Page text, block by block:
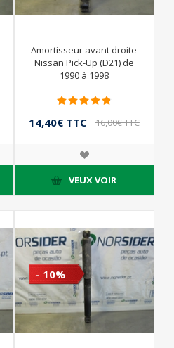
Amortisseur avant droite
Nissan Pick-Up (D21) de
1990 à 1998
14,40€ TTC 16,00€ TTC
VEUX VOIR
- 10%